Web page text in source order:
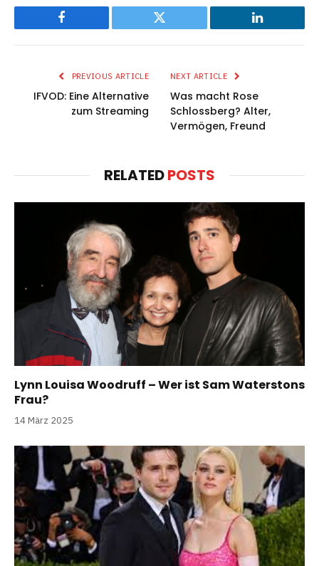
Facebook Twitter LinkedIn
PREVIOUS ARTICLE
IFVOD: Eine Alternative
zum Streaming
NEXT ARTICLE
Was macht Rose
Schlossberg? Alter,
Vermögen, Freund
RELATEDPOSTS
Lynn Louisa Woodruff – Wer ist Sam Waterstons
Frau?
14 März 2025